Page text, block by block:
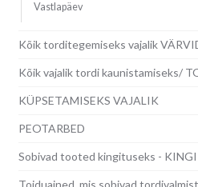
Vastlapäev
Kõik torditegemiseks vajalik
Kõik vajalik tordi kaunistamiseks/
KÜPSETAMISEKS VAJALIK
PEOTARBED
Sobivad tooted kingituseks -
Toiduained, mis sobivad